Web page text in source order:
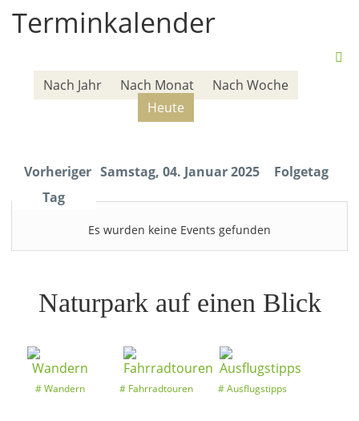
Terminkalender
Nach Jahr Nach Monat
Nach Woche
Heute
Vorheriger
Tag
Samstag, 04. Januar 2025 Folgetag
Es wurden keine Events gefunden
Naturpark auf einen Blick
Wandern Fahrradtouren Ausflugstipps